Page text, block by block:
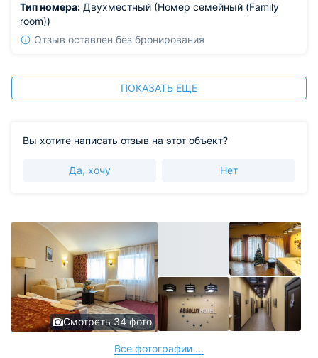
Тип номера: Двухместный (Номер семейный (Family
room))
Отзыв оставлен без бронирования
ПОКАЗАТЬ ЕЩЕ
Вы хотите написать отзыв на этот объект?
Да, хочу Нет
Смотреть 34 фото
Все фотографии ...